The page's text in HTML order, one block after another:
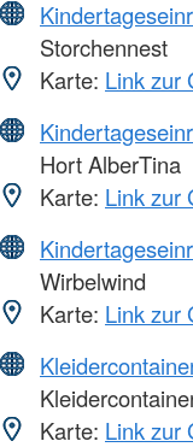
Storchennest
Karte: Link zur
Hort AlberTina
Karte: Link zur
Wirbelwind
Karte: Link zur
Karte: Link zur